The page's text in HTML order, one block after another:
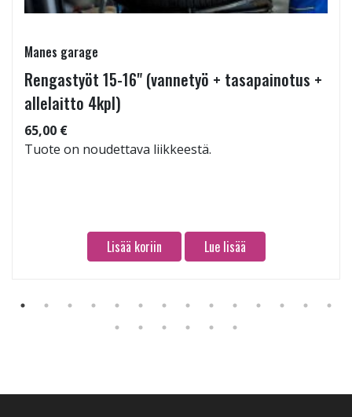
Manes garage
Rengastyöt 15-16" (vannetyö + tasapainotus +
allelaitto 4kpl)
65,00 €
Tuote on noudettava liikkeestä.
Lisää koriin Lue lisää